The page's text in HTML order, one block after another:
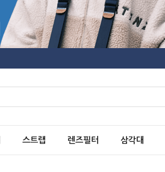
스트랩 렌즈필터 삼각대